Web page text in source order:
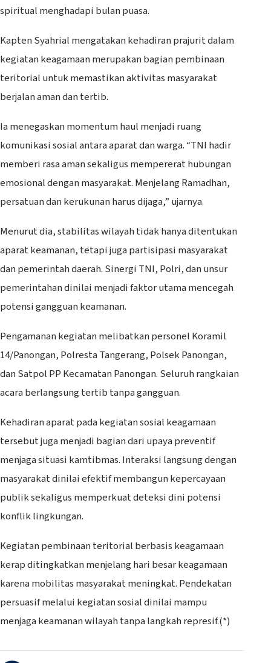
spiritual menghadapi bulan puasa.
Kapten Syahrial mengatakan kehadiran prajurit dalam
kegiatan keagamaan merupakan bagian pembinaan
teritorial untuk memastikan aktivitas masyarakat
berjalan aman dan tertib.
Ia menegaskan momentum haul menjadi ruang
komunikasi sosial antara aparat dan warga. “TNI hadir
memberi rasa aman sekaligus mempererat hubungan
emosional dengan masyarakat. Menjelang Ramadhan,
persatuan dan kerukunan harus dijaga,” ujarnya.
Menurut dia, stabilitas wilayah tidak hanya ditentukan
aparat keamanan, tetapi juga partisipasi masyarakat
dan pemerintah daerah. Sinergi TNI, Polri, dan unsur
pemerintahan dinilai menjadi faktor utama mencegah
potensi gangguan keamanan.
Pengamanan kegiatan melibatkan personel Koramil
14/Panongan, Polresta Tangerang, Polsek Panongan,
dan Satpol PP Kecamatan Panongan. Seluruh rangkaian
acara berlangsung tertib tanpa gangguan.
Kehadiran aparat pada kegiatan sosial keagamaan
tersebut juga menjadi bagian dari upaya preventif
menjaga situasi kamtibmas. Interaksi langsung dengan
masyarakat dinilai efektif membangun kepercayaan
publik sekaligus memperkuat deteksi dini potensi
konflik lingkungan.
Kegiatan pembinaan teritorial berbasis keagamaan
kerap ditingkatkan menjelang hari besar keagamaan
karena mobilitas masyarakat meningkat. Pendekatan
persuasif melalui kegiatan sosial dinilai mampu
menjaga keamanan wilayah tanpa langkah represif.(*)